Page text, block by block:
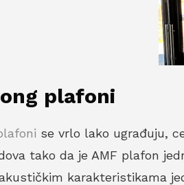
plafoni
se vrlo lako ugrađuju,
tako da je AMF plafon
karakteristikama